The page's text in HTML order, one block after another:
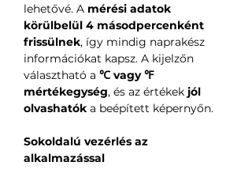
lehetővé. A mérési adatok
körülbelül 4 másodpercenként
frissülnek, így mindig naprakész
információkat kapsz. A kijelzőn
választható a ℃ vagy ℉
mértékegység, és az értékek jól
olvashatók a beépített képernyőn.
Sokoldalú vezérlés az
alkalmazással